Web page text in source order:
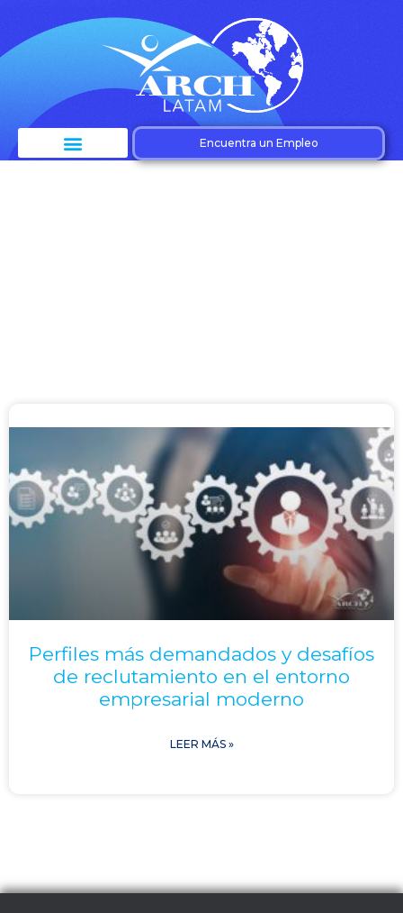
Encuentra un Empleo
Perfiles más demandados y desafíos
de reclutamiento en el entorno
empresarial moderno
LEER MÁS »